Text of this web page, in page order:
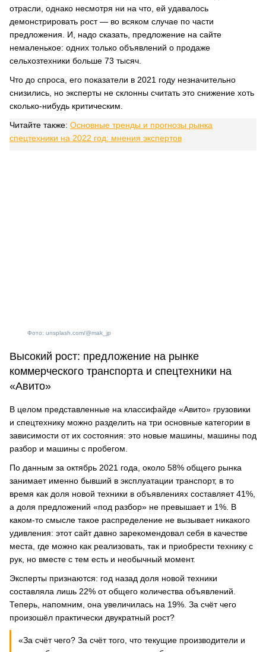
отрасли, однако несмотря ни на что, ей удавалось
демонстрировать рост — во всяком случае по части
предложения. И, надо сказать, предложение на сайте
немаленькое: одних только объявлений о продаже
сельхозтехники больше 73 тысяч.
Что до спроса, его показатели в 2021 году незначительно
снизились, но эксперты не склонны считать это снижение хоть
сколько-нибудь критическим.
Читайте также: Основные тренды и прогнозы рынка
спецтехники на 2022 год: мнения экспертов
Фото: unsplash.com/@mak_jp
Высокий рост: предложение на рынке
коммерческого транспорта и спецтехники на
«Авито»
В целом представленные на классифайде «Авито» грузовики
и спецтехнику можно разделить на три основные категории в
зависимости от их состояния: это новые машины, машины под
разбор и машины с пробегом.
По данным за октябрь 2021 года, около 58% общего рынка
занимает именно бывший в эксплуатации транспорт, в то
время как доля новой техники в объявлениях составляет 41%,
а доля предложений «под разбор» не превышает и 1%. В
каком-то смысле такое распределение не вызывает никакого
удивления: этот сайт давно зарекомендовал себя в качестве
места, где можно как реализовать, так и приобрести технику с
рук, но вместе с тем есть и необычный момент.
Эксперты признаются: год назад доля новой техники
составляла лишь 22% от общего количества объявлений.
Теперь, напомним, она увеличилась на 19%. За счёт чего
произошёл практически двукратный рост?
«За счёт чего? За счёт того, что текущие производители и